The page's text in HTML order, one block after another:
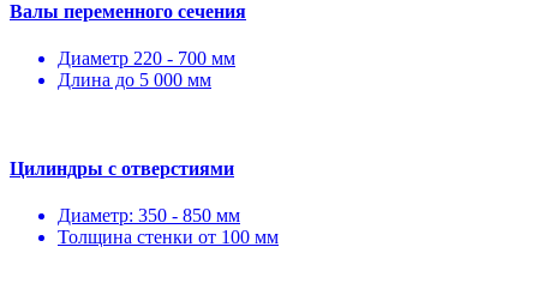
Валы переменного сечения
Диаметр 220 - 700 мм
Длина до 5 000 мм
Цилиндры с отверстиями
Диаметр: 350 - 850 мм
Толщина стенки от 100 мм